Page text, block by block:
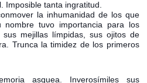
Imposible tanta ingratitud.
la inhumanidad de los que
tuvo importancia para los
mejillas límpidas, sus ojitos de
Trunca la timidez de los primeros
asquea. Inverosímiles sus